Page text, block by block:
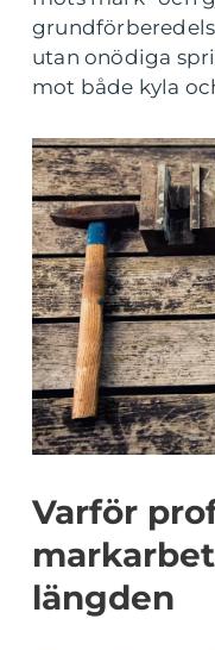
utan onödiga
mot både kyla
Varför
längden